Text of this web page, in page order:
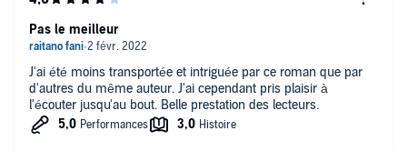
J'ai été moins transportée et intriguée par ce roman que par
d'autres du même auteur. J'ai cependant pris plaisir à
l'écouter jusqu'au bout. Belle prestation des lecteurs.
Pas le meilleur